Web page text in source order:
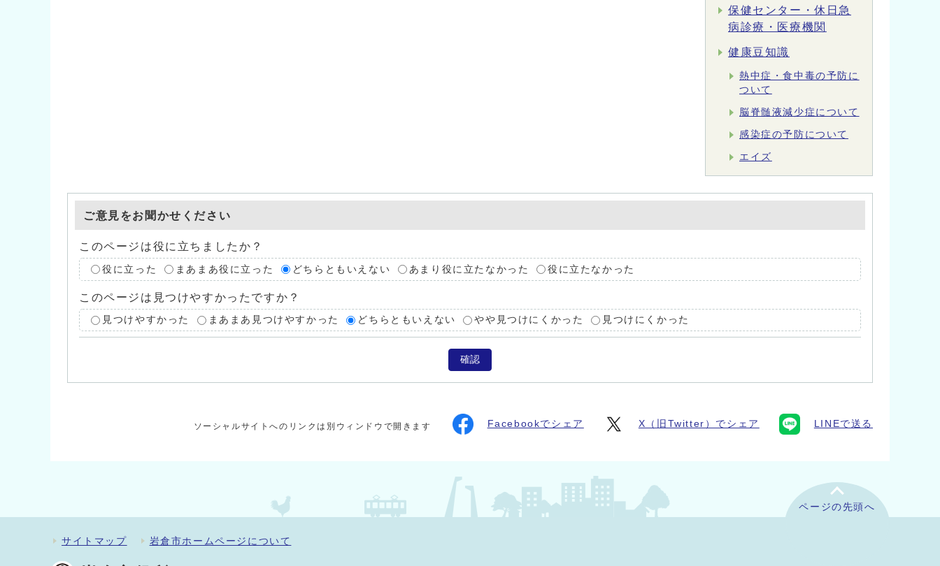
保健センター・休日急
病診療・医療機関
健康豆知識
熱中症・食中毒の予防に
ついて
脳脊髄液減少症について
感染症の予防について
エイズ
ご意見をお聞かせください
このページは役に立ちましたか？
役に立った まあまあ役に立った どちらともいえない あまり役に立たなかった 役に立たなかった
このページは見つけやすかったですか？
見つけやすかった まあまあ見つけやすかった どちらともいえない やや見つけにくかった 見つけにくかった
確認
ソーシャルサイトへのリンクは別ウィンドウで開きます Facebookでシェア X（旧Twitter）でシェア LINEで送る
ページの先頭へ
サイトマップ 岩倉市ホームページについて